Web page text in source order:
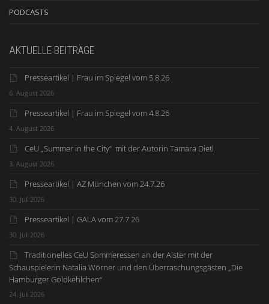
PODCASTS
AKTUELLE BEITRÄGE
Presseartikel | Frau im Spiegel vom 5.8.26
6. August 2026
Presseartikel | Frau im Spiegel vom 4.8.26
4. August 2026
CeU „Summer in the City“ mit der Autorin Tamara Dietl
3. August 2026
Presseartikel | AZ München vom 24.7.26
30. Juli 2026
Presseartikel | GALA vom 27.7.26
30. Juli 2026
Traditionelles CeU Sommeressen an der Alster mit der
Schauspielerin Natalia Wörner und den Überraschungsgästen „Die
Hamburger Goldkehlchen“
24. Juli 2026